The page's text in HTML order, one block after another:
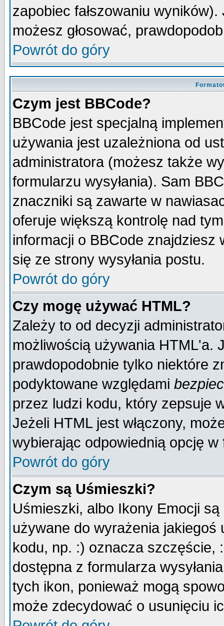
zapobiec fałszowaniu
możesz głosować,
Powrót do góry
Czym jest BBCode?
BBCode jest specjalną
używania jest uzależniona od
administratora (możesz także
formularzu wysyłania). Sam
znaczniki są zawarte w
oferuje większą kontrolę nad
informacji o BBCode
się ze strony wysyłania postu.
Powrót do góry
Czy mogę używać HTML?
Zależy to od decyzji
możliwością używania HTML'a.
prawdopodobnie tylko niektóre
podyktowane względami
przez ludzi kodu, który zepsuje
Jeżeli HTML jest włączony,
wybierając odpowiednią opcję w
Powrót do góry
Czym są Uśmieszki?
Uśmieszki, albo Ikony Emocji
używane do wyrażenia
kodu, np. :) oznacza szczęście,
dostępna z formularza
tych ikon, ponieważ mogą
może zdecydować o usunięciu